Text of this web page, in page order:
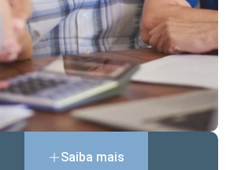
Saiba mais